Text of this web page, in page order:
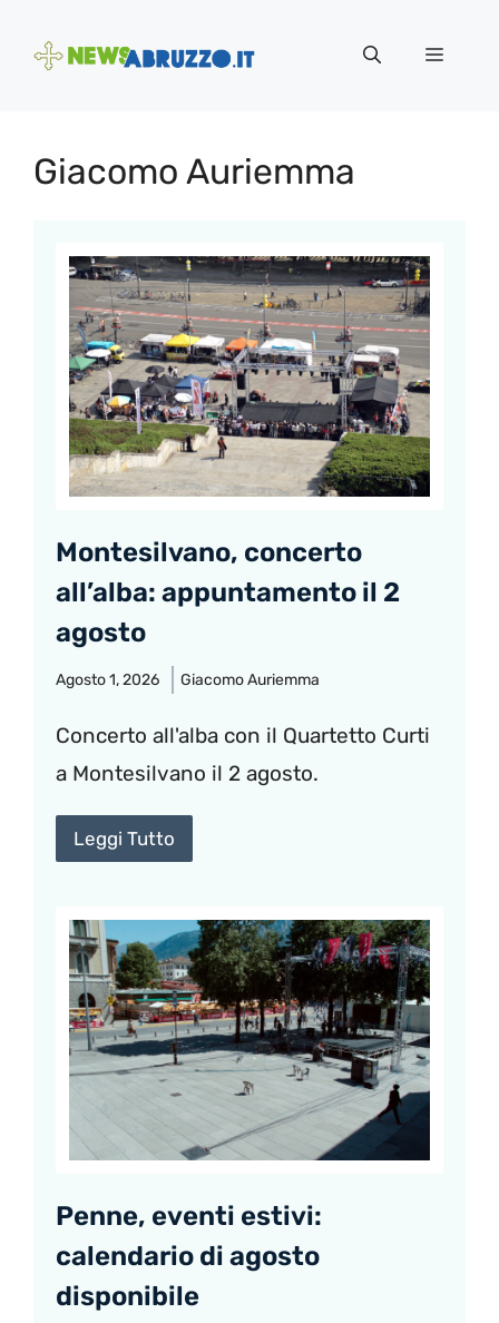
Menu
Giacomo Auriemma
Montesilvano, concerto
all’alba: appuntamento il 2
agosto
Agosto 1, 2026 Giacomo Auriemma
Concerto all'alba con il Quartetto Curti
a Montesilvano il 2 agosto.
Leggi Tutto
Penne, eventi estivi:
calendario di agosto
disponibile